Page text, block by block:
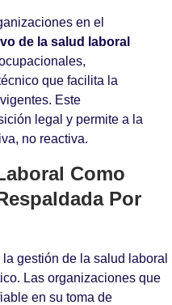
en el
de la salud laboral
que facilita la
Este
legal y permite a la
no reactiva.
Como
Por
gestión de la salud laboral
Las organizaciones que
en su toma de